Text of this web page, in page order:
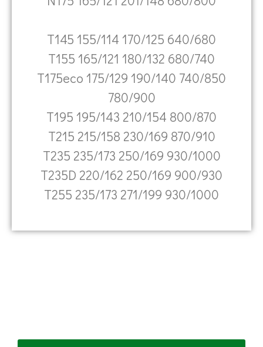
T145 155/114 170/125 640/680
T155 165/121 180/132 680/740
T175eco 175/129 190/140 740/850
780/900
T195 195/143 210/154 800/870
T215 215/158 230/169 870/910
T235 235/173 250/169 930/1000
T235D 220/162 250/169 900/930
T255 235/173 271/199 930/1000